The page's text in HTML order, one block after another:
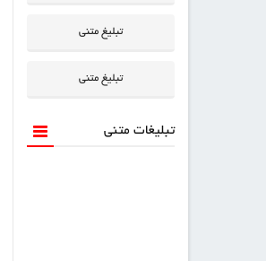
تبلیغ متنی
تبلیغ متنی
تبلیغات متنی